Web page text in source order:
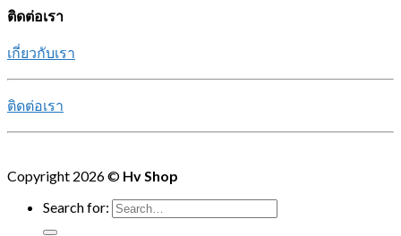
ติดต่อเรา
เกี่ยวกับเรา
ติดต่อเรา
Copyright 2026 © Hv Shop
Search for: